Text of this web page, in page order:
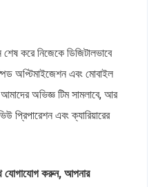
করে নিজেকে ডিজিটালভাবে
অপ্টিমাইজেশন এবং মোবাইল
অভিজ্ঞ টিম সামলাবে, আর
প্রিপারেশন এবং ক্যারিয়ারের
করুন, আপনার